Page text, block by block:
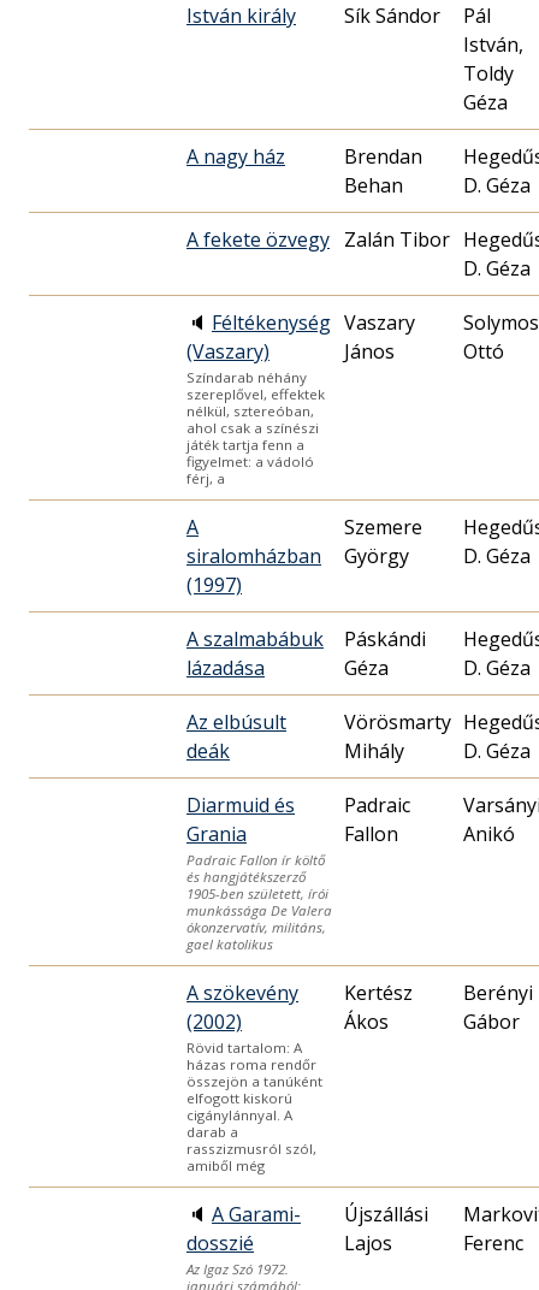
István király Sík Sándor
Pál
István,
Toldy
Géza
A nagy ház
Brendan
Behan
D. Géza
A fekete özvegy Zalán Tibor
D. Géza
🔈 Féltékenység
(Vaszary)
Színdarab néhány
szereplővel, effektek
nélkül, sztereóban,
ahol csak a színészi
játék tartja fenn a
figyelmet: a vádoló
férj, a
Vaszary
János
Ottó
A
siralomházban
(1997)
Szemere
György
D. Géza
A szalmabábuk
lázadása
Páskándi
Géza
D. Géza
Az elbúsult
deák
Vörösmarty
Mihály
D. Géza
Diarmuid és
Grania
Padraic Fallon ír költő
és hangjátékszerző
1905-ben született, írói
munkássága De Valera
ókonzervatív, militáns,
gael katolikus
Padraic
Fallon
Anikó
A szökevény
(2002)
Rövid tartalom: A
házas roma rendőr
összejön a tanúként
elfogott kiskorú
cigánylánnyal. A
darab a
rasszizmusról szól,
amiből még
Kertész
Ákos
Berényi
Gábor
🔈 A Garami-
dosszié
Az Igaz Szó 1972.
januári számából:
Újszállási
Lajos
Ferenc